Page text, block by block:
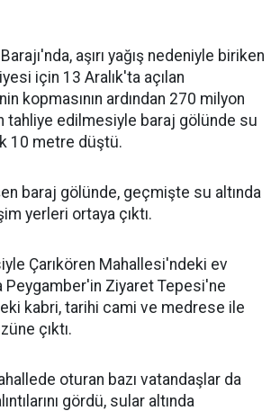
aşırı yağış nedeniyle biriken
için 13 Aralık'ta açılan
kopmasının ardından 270 milyon
tahliye edilmesiyle baraj gölünde su
10 metre düştü.
baraj gölünde, geçmişte su altında
yerleri ortaya çıktı.
Çarıkören Mahallesi'ndeki ev
Peygamber'in Ziyaret Tepesi'ne
kabri, tarihi cami ve medrese ile
çıktı.
oturan bazı vatandaşlar da
gördü, sular altında